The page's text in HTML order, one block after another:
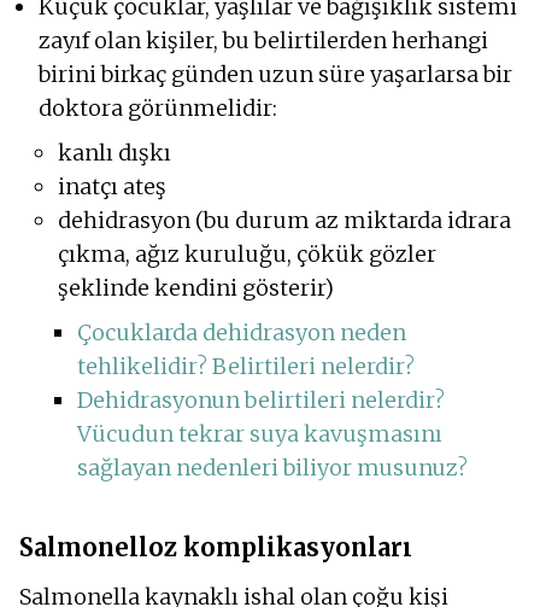
Küçük çocuklar, yaşlılar ve bağışıklık sistemi
zayıf olan kişiler, bu belirtilerden herhangi
birini birkaç günden uzun süre yaşarlarsa bir
doktora görünmelidir:
kanlı dışkı
inatçı ateş
dehidrasyon (bu durum az miktarda idrara
çıkma, ağız kuruluğu, çökük gözler
şeklinde kendini gösterir)
Çocuklarda dehidrasyon neden
tehlikelidir? Belirtileri nelerdir?
Dehidrasyonun belirtileri nelerdir?
Vücudun tekrar suya kavuşmasını
sağlayan nedenleri biliyor musunuz?
Salmonelloz komplikasyonları
Salmonella kaynaklı ishal olan çoğu kişi